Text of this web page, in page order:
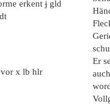
erkent ɉ gld
vor x lb hlr
Er